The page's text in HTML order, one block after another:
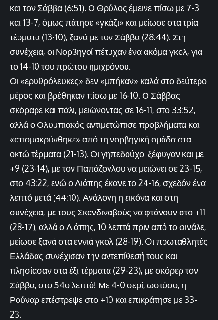
και τον Σάββα (6:51). Ο Θρύλος έμεινε πίσω με 7-3
και 13-7, όμως πάτησε «γκάζι» και μείωσε στα τρία
τέρματα (13-10), ξανά με τον Σάββα (28:44). Στη
συνέχεια, οι Νορβηγοί πέτυχαν ένα ακόμα γκολ, για
το 14-10 του πρώτου ημιχρόνου.
Οι «ερυθρόλευκες» δεν «μπήκαν» καλά στο δεύτερο
μέρος και βρέθηκαν πίσω με 16-10. Ο Σάββας
σκόραρε και πάλι, μειώνοντας σε 16-11, στο 33:52,
αλλά ο Ολυμπιακός αντιμετώπισε προβλήματα και
«απομακρύνθηκε» από τη νορβηγική ομάδα στα
οκτώ τέρματα (21-13). Οι γηπεδούχοι ξέφυγαν και με
+9 (23-14), με τον Παπάζογλου να μειώνει σε 23-15,
στο 43:22, ενώ ο Λιάπης έκανε το 24-16, σχεδόν ένα
λεπτό μετά (44:10). Ανάλογη η εικόνα και στη
συνέχεια, με τους Σκανδιναβούς να φτάνουν στο +11
(28-17), αλλά ο Λιάπης, 10 λεπτά πριν από το φινάλε,
μείωσε ξανά στα εννιά γκολ (28-19). Oι πρωταθλητές
Ελλάδας συνέχισαν την αντεπίθεσή τους και
πλησίασαν στα έξι τέρματα (29-23), με σκόρερ τον
Σάββα, στο 54ο λεπτό! Με 4-0 σερί, ωστόσο, η
Ρούναρ επέστρεψε στο +10 και επικράτησε με 33-
23.